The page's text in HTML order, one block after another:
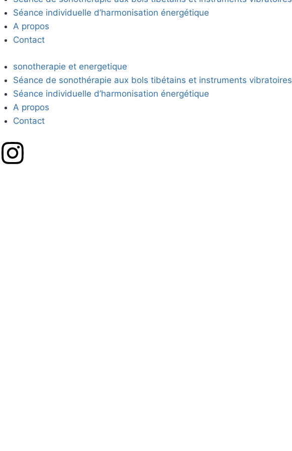
Séance individuelle d’harmonisation énergétique
A propos
Contact
sonotherapie et energetique
Séance de sonothérapie aux bols tibétains et instruments vibratoires
Séance individuelle d’harmonisation énergétique
A propos
Contact